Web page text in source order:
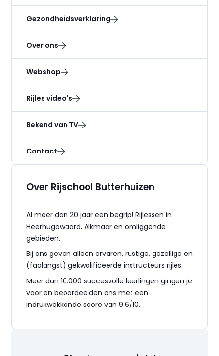
Gezondheidsverklaring
Over ons
Webshop
Rijles video's
Bekend van TV
Contact
Over Rijschool Butterhuizen
Al meer dan 20 jaar een begrip! Rijlessen in
Heerhugowaard, Alkmaar en omliggende
gebieden.
Bij ons geven alleen ervaren, rustige, gezellige en
(faalangst) gekwalificeerde instructeurs rijles.
Meer dan 10.000 succesvolle leerlingen gingen je
voor en beoordeelden ons met een
indrukwekkende score van 9.6/10.